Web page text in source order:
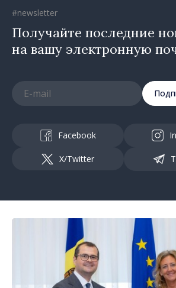
#newsletter
Получайте последние
на вашу электронную
Facebook
X/Twitter